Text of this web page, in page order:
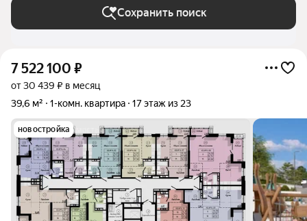
Сохранить поиск
7 522 100 ₽
от 30 439 ₽ в месяц
39,6 м²
1-комн. квартира 17 этаж из 23
новостройка